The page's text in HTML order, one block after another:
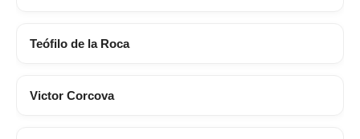
Teófilo de la Roca
Victor Corcova